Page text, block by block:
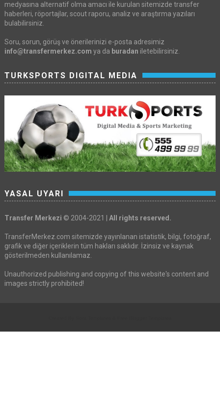
medyasına alternatif olma amacı ile kurulan sitemizde transfer
haberleri, röportajlar, scout raporu, analiz ve araştırma yazıları
bulabilirsiniz.
Soru, sorun, görüş ve önerilerinizi e-posta adresimiz
info@transfermerkez.com ya da buradan iletebilirsiniz.
TURKSPORTS DIGITAL MEDIA
YASAL UYARI
Transfer Merkezi © 2004-2021 | All rights reserved.
TransferMerkez.com sitemizde yayınlanan istatistik, bilgi, fotoğraf,
grafik ve diğer içeriklerin tüm hakları saklıdır. İzinsiz ve kaynak
gösterilmeden kullanılamaz.
Unauthorized publishing and copying of this website's content and
images strictly prohibited!